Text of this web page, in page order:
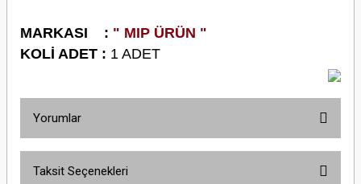
MARKASI : " MIP ÜRÜN "
KOLİ ADET : 1 ADET
Yorumlar
Taksit Seçenekleri